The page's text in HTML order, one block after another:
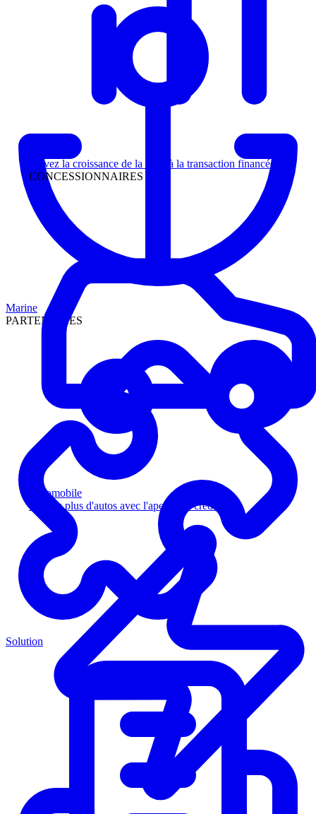
Suivez la croissance de la piste à la transaction financée
CONCESSIONNAIRES
Automobile
Vendez plus d'autos avec l'aperçu de crédit
Marine
PARTENAIRES
Solution